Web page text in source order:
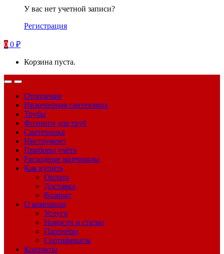
У вас нет учетной записи?
Регистрация
0 0 ₽
Корзина пуста.
Отопление
Инженерная сантехника
Трубы
Фитинги для труб
Сантехника
Инструмент
Приборы учёта
Расходные материалы
Как купить
Оплата
Доставка
Возврат
О компании
Услуги
Новости и статьи
Партнёры
Сертификаты
Контакты